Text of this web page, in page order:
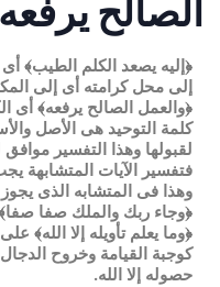
الصالح يرفعه
﴿إليه يصعد الكلم الطيب﴾ أى
إلى محل كرامته أى إلى
﴿والعمل الصالح يرفعه﴾ أى
كلمة التوحيد هى الأصل
لقبولها وهذا التفسير
فتفسير الآيات المتشابهة
وهذا فى المتشابه الذى
﴿وجاء ربك والملك صفا صفا﴾
﴿وما يعلم تأويله إلا الله﴾
كوجبة القيامة وخروح
حصوله إلا الله.